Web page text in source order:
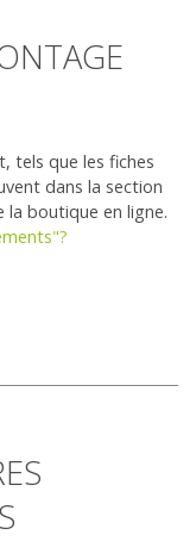
tels que les fiches
dans la section
boutique en ligne.